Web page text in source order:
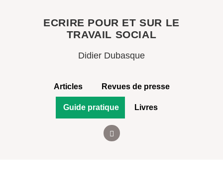
ECRIRE POUR ET SUR LE
TRAVAIL SOCIAL
Didier Dubasque
Articles Revues de presse
Guide pratique Livres